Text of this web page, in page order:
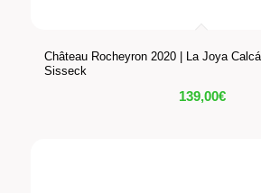
Château Rocheyron 2020 | La Joya
Sisseck
139,00€